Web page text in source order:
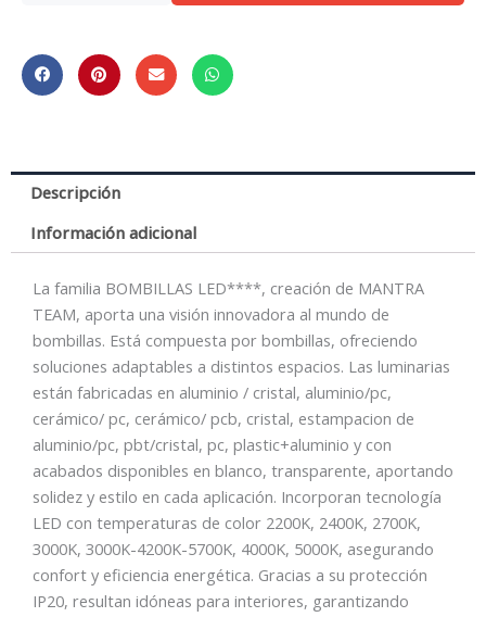
Dim
7W
Descripción
Información adicional
La familia BOMBILLAS LED****, creación de MANTRA
TEAM, aporta una visión innovadora al mundo de
bombillas. Está compuesta por bombillas, ofreciendo
soluciones adaptables a distintos espacios. Las luminarias
están fabricadas en aluminio / cristal, aluminio/pc,
cerámico/ pc, cerámico/ pcb, cristal, estampacion de
aluminio/pc, pbt/cristal, pc, plastic+aluminio y con
acabados disponibles en blanco, transparente, aportando
solidez y estilo en cada aplicación. Incorporan tecnología
LED con temperaturas de color 2200K, 2400K, 2700K,
3000K, 3000K-4200K-5700K, 4000K, 5000K, asegurando
confort y eficiencia energética. Gracias a su protección
IP20, resultan idóneas para interiores, garantizando